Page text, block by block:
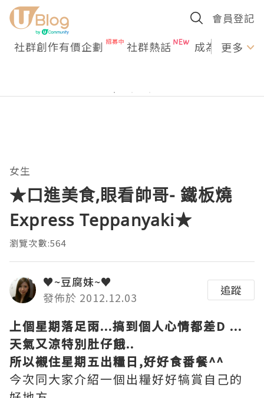
會員登記
社群創作有價企劃 社群熱話 成為U更多
女生
★口進美食,眼看帥哥- 鐵板燒
Express Teppanyaki★
瀏覽次數:564
♥~豆腐妹~♥
發佈於 2012.12.03
追蹤
上個星期落足雨...搞到個人心情都差D ...
天氣又涼特別肚仔餓..
所以襯住星期五出糧日,好好食番餐^^
今次同大家介紹一個出糧好好犒賞自己的